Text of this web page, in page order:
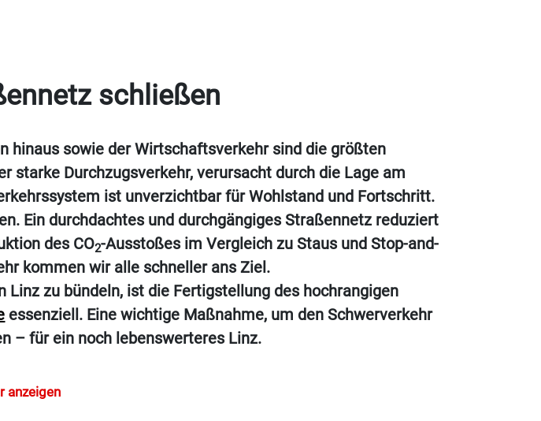
schließen
hinaus sowie der Wirtschaftsverkehr sind die größten
starke Durchzugsverkehr, verursacht durch die Lage am
ist unverzichtbar für Wohlstand und Fortschritt.
Ein durchdachtes und durchgängiges Straßennetz reduziert
des CO2-Ausstoßes im Vergleich zu Staus und Stop-and-
kommen wir alle schneller ans Ziel.
zu bündeln, ist die Fertigstellung des hochrangigen
essenziell. Eine wichtige Maßnahme, um den Schwerverkehr
– für ein noch lebenswerteres Linz.
zu reduzieren? Eine wirksame
anzeigen